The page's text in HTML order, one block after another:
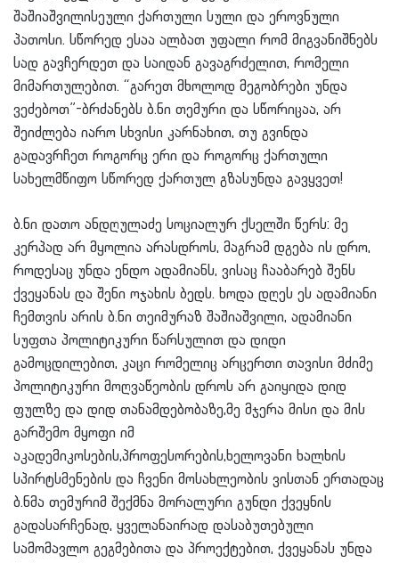
შაშიაშვილისეული ქართული სული და ეროვნული
პათოსი. სწორედ ესაა ალბათ უფალი რომ მიგვანიშნებს
სად გავჩერდეთ და საიდან გავაგრძელით, რომელი
მიმართულებით. “გარეთ მხოლოდ მეგობრები უნდა
ვეძებოთ”-ბრძანებს ბ.ნი თემური და სწორიცაა, არ
შეიძლება იარო სხვისი კარნახით, თუ გვინდა
გადავრჩეთ როგორც ერი და როგორც ქართული
სახელმწიფო სწორედ ქართულ გზასუნდა გავყვეთ!
ბ.ნი დათო ანდღულაძე სოციალურ ქსელში წერს: მე
კერპად არ მყოლია არასდროს, მაგრამ დგება ის დრო,
როდესაც უნდა ენდო ადამიანს, ვისაც ჩააბარებ შენს
ქვეყანას და შენი ოჯახის ბედს. ხოდა დღეს ეს ადამიანი
ჩემთვის არის ბ.ნი თეიმურაზ შაშიაშვილი, ადამიანი
სუფთა პოლიტიკური წარსულით და დიდი
გამოცდილებით, კაცი რომელიც არცერთი თავისი მძიმე
პოლიტიკური მოღვაწეობის დროს არ გაიყიდა დიდ
ფულზე და დიდ თანამდებობაზე,მე მჯერა მისი და მის
გარშემო მყოფი იმ
აკადემიკოსების,პროფესორების,ხელოვანი ხალხის
სპირტსმენების და ჩვენი მოსახლეობის ვისთან ერთადაც
ბ.ნმა თემურიმ შექმნა მორალური გუნდი ქვეყნის
გადასარჩენად, ყველანაირად დასაბუთებული
სამომავლო გეგმებითა და პროექტებით, ქვეყანას უნდა